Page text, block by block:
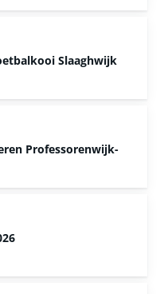
Slaaghwijk
Professorenwijk-